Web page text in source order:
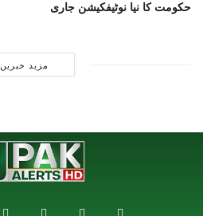
حکومت کا نیا نوٹیفکیشن جاری
مزید خبریں